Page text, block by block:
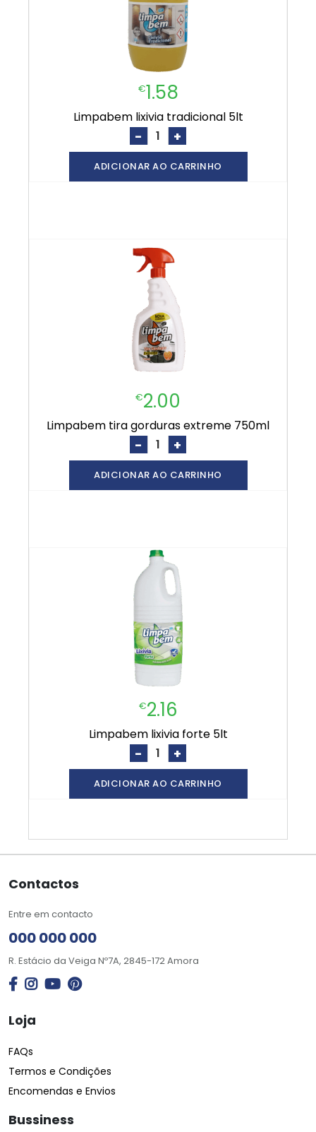
€1.58
limpabem lixivia tradicional 5lt
- +
ADICIONAR AO CARRINHO
€2.00
limpabem tira gorduras extreme 750ml
- +
ADICIONAR AO CARRINHO
€2.16
limpabem lixivia forte 5lt
- +
ADICIONAR AO CARRINHO
Contactos
Entre em contacto
000 000 000
R. Estácio da Veiga Nº7A, 2845-172 Amora
Loja
FAQs
Termos e Condições
Encomendas e Envios
Bussiness